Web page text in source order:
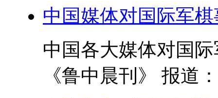
中国媒体对国际军
中国各大媒体对国
《鲁中晨刊》 报道